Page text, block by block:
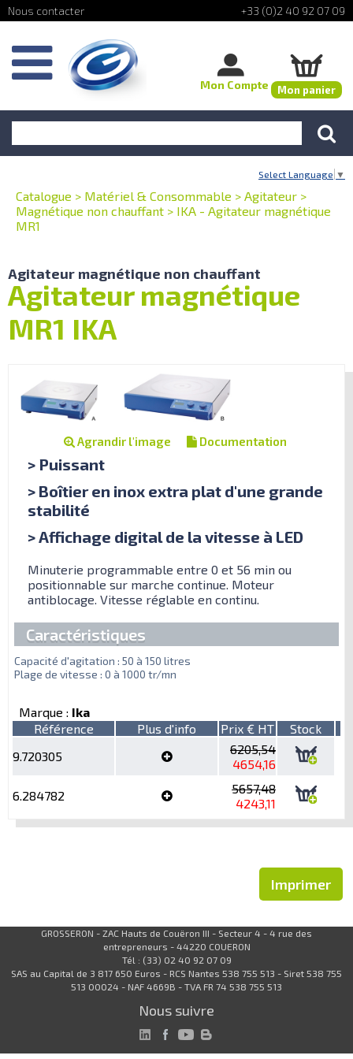
+33 (0)2 40 92 07 09
Mon Compte Mon panier
Select Language ▼
Catalogue > Matériel & Consommable > Agitateur >
Magnétique non chauffant > IKA - Agitateur magnétique
MR1
Agitateur magnétique non chauffant
Agitateur magnétique
MR1 IKA
Agrandir l'image Documentation
> Puissant
> Boîtier en inox extra plat d'une grande
stabilité
> Affichage digital de la vitesse à LED
Minuterie programmable entre 0 et 56 min ou
positionnable sur marche continue. Moteur
antiblocage. Vitesse réglable en continu.
Caractéristiques
Capacité d'agitation : 50 à 150 litres
Plage de vitesse : 0 à 1000 tr/mn
Marque : Ika
Référence
Plus d'info Prix € HT
Stock
9.720305
6205,54
4654,16
6.284782
5657,48
4243,11
Imprimer
GROSSERON - ZAC Hauts de Couëron III - Secteur 4 - 4 rue des
entrepreneurs - 44220 COUERON
Tél : (33) 02 40 92 07 09
SAS au Capital de 3 817 650 Euros - RCS Nantes 538 755 513 - Siret 538 755
513 00024 - NAF 4669B - TVA FR 74 538 755 513
Nous suivre